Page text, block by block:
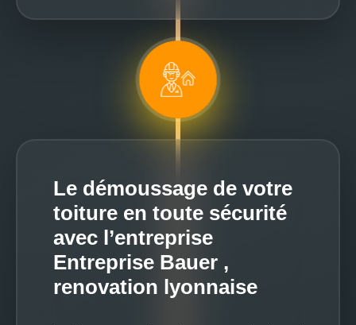
Le démoussage de votre
toiture en toute sécurité
avec l’entreprise
Entreprise Bauer ,
renovation lyonnaise